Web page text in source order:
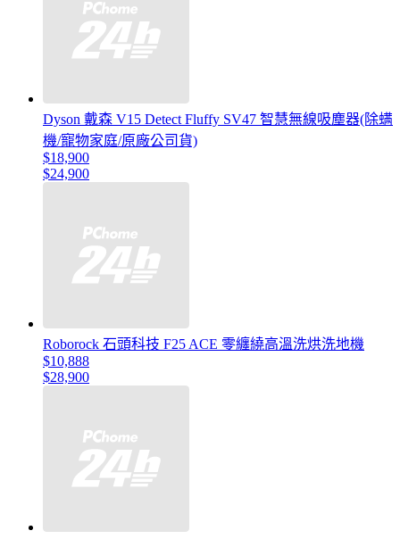
Dyson 戴森 V15 Detect Fluffy SV47 智慧無線吸塵器(除螨
機/寵物家庭/原廠公司貨)
$18,900
$24,900
Roborock 石頭科技 F25 ACE 零纏繞高溫洗烘洗地機
$10,888
$28,900